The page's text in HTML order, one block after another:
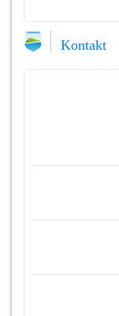
Kontakt